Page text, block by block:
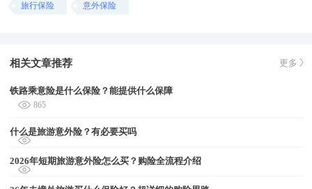
旅行保险 意外保险
相关文章推荐 更多
铁路乘意险是什么保险？能提供什么保障
865
什么是旅游意外险？有必要买吗
2026年短期旅游意外险怎么买？购险全流程介绍